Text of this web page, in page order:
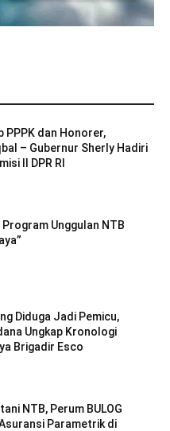
PPPK dan Honorer,
– Gubernur Sherly Hadiri
II DPR RI
Program Unggulan NTB
Diduga Jadi Pemicu,
Ungkap Kronologi
Brigadir Esco
NTB, Perum BULOG
Parametrik di